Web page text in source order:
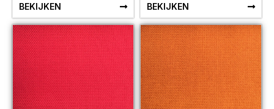
BEKIJKEN BEKIJKEN